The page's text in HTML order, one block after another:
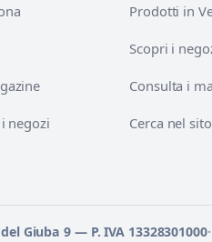
negozi
Prodotti in
Scopri i
Consulta i
Cerca nel sito
Giuba 9 — P. IVA 13328301000·